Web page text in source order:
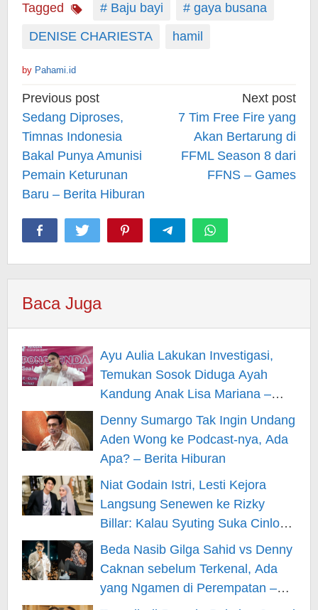
Tagged # Baju bayi
# gaya busana
DENISE CHARIESTA
hamil
by Pahami.id
Post
navigation
Previous post
Sedang Diproses,
Timnas Indonesia
Bakal Punya Amunisi
Pemain Keturunan
Baru – Berita Hiburan
Next post
7 Tim Free Fire yang
Akan Bertarung di
FFML Season 8 dari
FFNS – Games
Baca Juga
Ayu Aulia Lakukan Investigasi,
Temukan Sosok Diduga Ayah
Kandung Anak Lisa Mariana –
Berita Hiburan
Denny Sumargo Tak Ingin Undang
Aden Wong ke Podcast-nya, Ada
Apa? – Berita Hiburan
Niat Godain Istri, Lesti Kejora
Langsung Senewen ke Rizky
Billar: Kalau Syuting Suka Cinlok?
– Berita Hiburan
Beda Nasib Gilga Sahid vs Denny
Caknan sebelum Terkenal, Ada
yang Ngamen di Perempatan –